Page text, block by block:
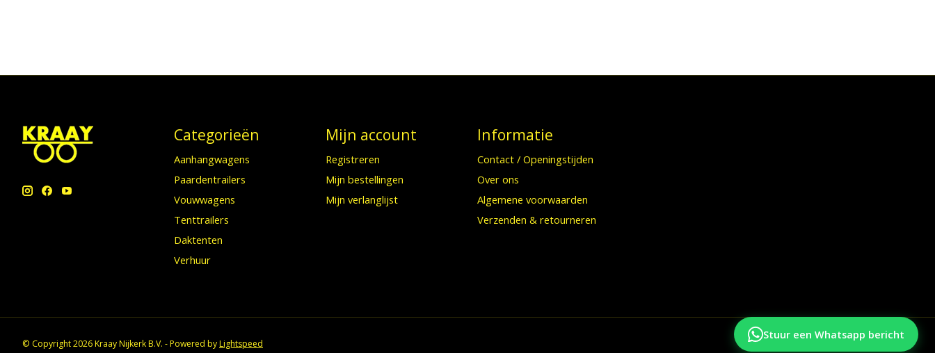
Categorieën
Aanhangwagens
Paardentrailers
Vouwwagens
Tenttrailers
Daktenten
Verhuur
Mijn account
Registreren
Mijn bestellingen
Mijn verlanglijst
Informatie
Contact / Openingstijden
Over ons
Algemene voorwaarden
Verzenden & retourneren
© Copyright 2026 Kraay Nijkerk B.V. - Powered byLightspeed
Stuur een Whatsapp bericht